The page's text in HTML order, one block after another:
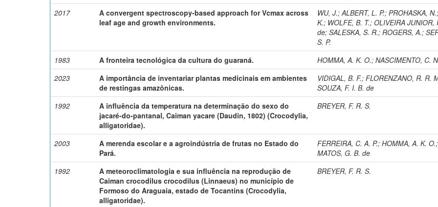
2017
A convergent spectroscopy-based approach for Vcmax across
leaf age and growth environments.
WU, J.;ALBERT, L. P.;PROHASKA, N.
K.; WOLFE, B. T.;OLIVEIRA JUNIOR,
de;SALESKA, S. R.; ROGERS, A.;
S. P.
1983
A fronteira tecnológica da cultura do guaraná. HOMMA, A. K. O.;NASCIMENTO, C.
2023
A importância de inventariar plantas medicinais em ambientes
de restingas amazônicas.
VIDIGAL, B. F.;FLORENZANO, R. R.
SOUZA, F. I. B. de
1992
A influência da temperatura na determinação do sexo do
jacaré-do-pantanal, Caiman yacare (Daudin, 1802) (Crocodylia,
alligatoridae).
BREYER, F. R. S.
2003
A merenda escolar e a agroindústria de frutas no Estado do
Pará.
FERREIRA, C. A. P.;HOMMA, A. K. O.;
MATOS, G. B. de
1992
A meteoroclimatologia e sua influência na reprodução de
Caiman crocodilus crocodilus (Linnaeus) no município de
Formoso do Araguaia, estado de Tocantins (Crocodylia,
alligatoridae).
BREYER, F. R. S.